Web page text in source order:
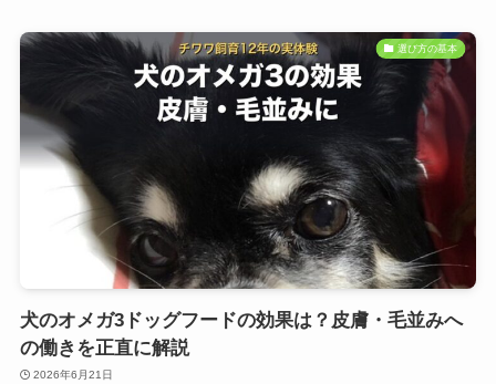
選び方の基本
犬のオメガ3ドッグフードの効果は？皮膚・毛並みへ
の働きを正直に解説
2026年6月21日